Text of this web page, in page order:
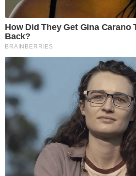
How Did They Get Gina Carano
Back?
BRAINBERRIES